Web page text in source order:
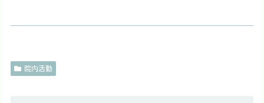
院内活動